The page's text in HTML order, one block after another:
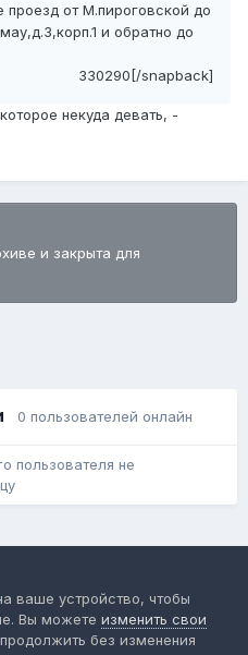
от М.пироговской до
и обратно до
330290[/snapback]
некуда девать, -
и закрыта для
0 пользователей онлайн
пользователя не
транспорта
Community
ваше устройство, чтобы
Вы можете изменить свои
без изменения